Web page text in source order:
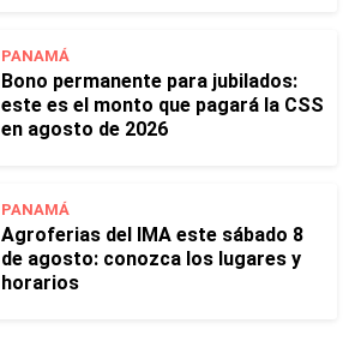
PANAMÁ
Bono permanente para jubilados:
este es el monto que pagará la CSS
en agosto de 2026
PANAMÁ
Agroferias del IMA este sábado 8
de agosto: conozca los lugares y
horarios